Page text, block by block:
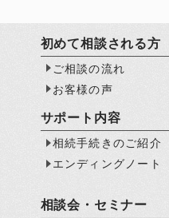
初めて相談される方
ご相談の流れ
お客様の声
サポート内容
相続手続きのご紹介
エンディングノート
相談会・セミナー